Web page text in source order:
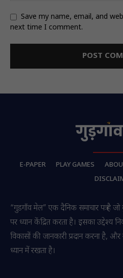
Save my name, email, and
next time I comment.
E-PAPER PLAY GAMES
“गुडगाँव मेल” एक दैनिक समाचार पत्र है जो
पर ध्यान केंद्रित करता है। इसका उद्देश्य
विकासों की जानकारी प्रदान करना है,
ध्यान में रखता है।